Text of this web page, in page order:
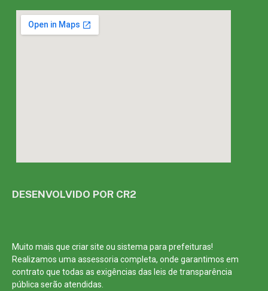
DESENVOLVIDO POR CR2
Muito mais que criar site ou sistema para prefeituras!
Realizamos uma assessoria completa, onde garantimos em
contrato que todas as exigências das leis de transparência
pública serão atendidas.